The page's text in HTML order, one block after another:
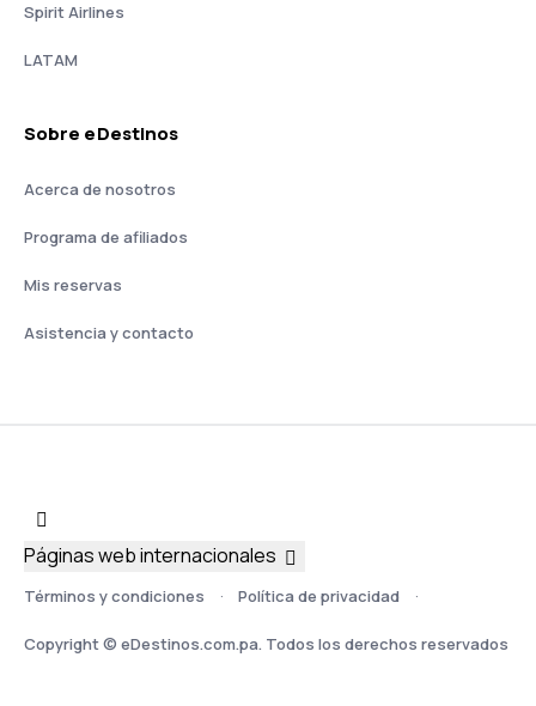
Spirit Airlines
LATAM
Sobre eDestinos
Acerca de nosotros
Programa de afiliados
Mis reservas
Asistencia y contacto
Términos y condiciones Política de privacidad
Copyright © eDestinos.com.pa. Todos los derechos reservados
Páginas web internacionales